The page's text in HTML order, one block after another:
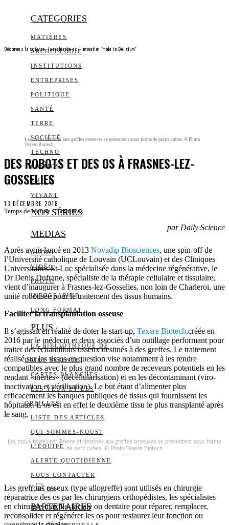
CATEGORIES
MATIÈRES
ARCHEOLOGIE
INSTITUTIONS
ENTREPRISES
POLITIQUE
SANTÉ
TERRE
SOCIÉTÉ
TECHNO
COSMOS
SMILE
VIVANT
NOS SÉRIES
MEDIAS
AUDIO
VIDÉO
PHOTO
INFOGRAPHIE
LONG FORMAT
PLUS
LA BIBLIOTHÈQUE DE
DAILY SCIENCE
CARTES BLANCHES
LES YEUX ET LES
OREILLES
LISTE DES ARTICLES
QUI SOMMES-NOUS?
L’ÉQUIPE
ALERTE QUOTIDIENNE
NOUS CONTACTER
I DS
PARTENAIRES
Découvrez la science, la recherche et l’innovation "made in Belgium"
Les tissus destinés aux greffes osseuses se présentent sous forme de petits cubes. © Photo
Texere Biotech
DES ROBOTS ET DES OS À FRASNES-LEZ-
GOSSELIES
13 DÉCEMBRE 2018
Temps de lecture :3 minutes
par Daily Science
Après avoir lancé en 2013 Novadip Biosciences, une spin-off de
l’Université catholique de Louvain (UCLouvain) et des Cliniques
Universitaires St-Luc spécialisée dans la médecine régénérative, le
Dr Denis Dufrane, spécialiste de la thérapie cellulaire et tissulaire,
vient d’inaugurer à Frasnes-lez-Gosselies, non loin de Charleroi, une
unité robotisée pour le traitement des tissus humains.
Faciliter la transplantation osseuse
Il s’agissait en réalité de doter la start-up, Texere Biotech,créée en
2016 par le médecin et deux associés d’un outillage performant pour
traiter des échantillons osseux destinés à des greffes. Le traitement
réalisé sur les tissus en question vise notamment à les rendre
compatibles avec le plus grand nombre de receveurs potentiels en les
rendant «inertes» (décellularisation) et en les décontaminant (viro-
inactivation et stérilisation). Le but étant d’alimenter plus
efficacement les banques publiques de tissus qui fournissent les
hôpitaux. L’os est en effet le deuxième tissu le plus transplanté après
le sang.
Les tissus traités par Texere et destinés aux greffes osseuses se présentent sous forme
de petit cubes. © Photo Texere Biotech
Les greffons osseux (type allogreffe) sont utilisés en chirurgie
réparatrice des os par les chirurgiens orthopédistes, les spécialistes
en chirurgie maxillo-faciale ou dentaire pour réparer, remplacer,
reconsolider et régénérer les os pour restaurer leur fonction ou